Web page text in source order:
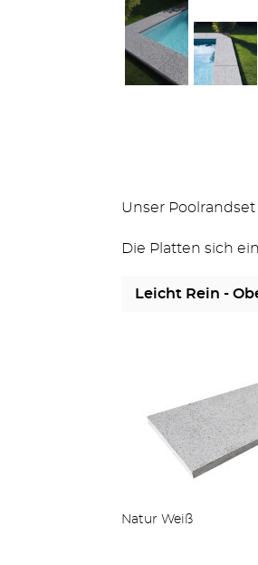
Unser
Die Platten sich
Leicht Rein -
Natur Weiß